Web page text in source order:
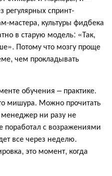
регулярных спринт-
мастера, культуры фидбека
в старую модель: «Так,
Потому что мозгу проще
чем прокладывать
обучения – практике.
мишура. Можно прочитать
ни разу не
поработал с возражениями
все через неделю.
это момент, когда